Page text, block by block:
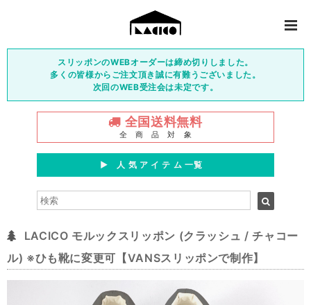
スリッポンのWEBオーダーは締め切りしました。
多くの皆様からご注文頂き誠に有難うございました。
次回のWEB受注会は未定です。
全国送料無料
全 商 品 対 象
▶︎ 人 気 ア イ テ ム 一覧
LACICO モルックスリッポン (クラッシュ / チャコー
ル) ※ひも靴に変更可【VANSスリッポンで制作】